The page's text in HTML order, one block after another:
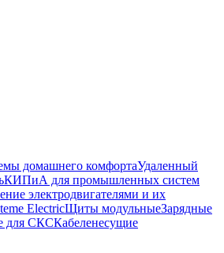
домашнего комфортаУдаленный
КИПиА для промышленных систем
электродвигателями и их
ElectricЩиты модульныеЗарядные
для СКСКабеленесущие